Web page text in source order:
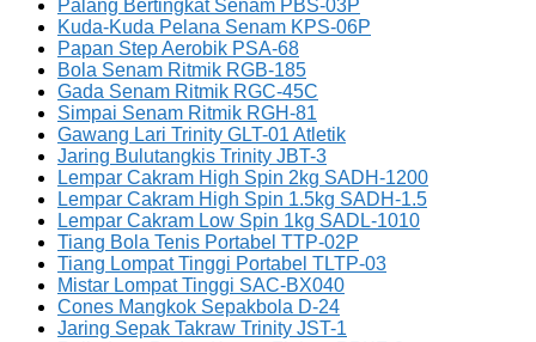
Palang Bertingkat Senam PBS-03P
Kuda-Kuda Pelana Senam KPS-06P
Papan Step Aerobik PSA-68
Bola Senam Ritmik RGB-185
Gada Senam Ritmik RGC-45C
Simpai Senam Ritmik RGH-81
Gawang Lari Trinity GLT-01 Atletik
Jaring Bulutangkis Trinity JBT-3
Lempar Cakram High Spin 2kg SADH-1200
Lempar Cakram High Spin 1.5kg SADH-1.5
Lempar Cakram Low Spin 1kg SADL-1010
Tiang Bola Tenis Portabel TTP-02P
Tiang Lompat Tinggi Portabel TLTP-03
Mistar Lompat Tinggi SAC-BX040
Cones Mangkok Sepakbola D-24
Jaring Sepak Takraw Trinity JST-1